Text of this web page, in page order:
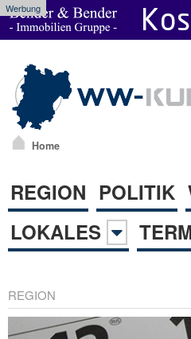
Werbung
Home
REGION POLITIK
LOKALES
REGION